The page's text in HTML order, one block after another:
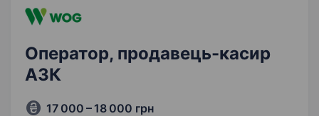
Оператор, продавець-касир
АЗК
17 000 – 18 000 грн